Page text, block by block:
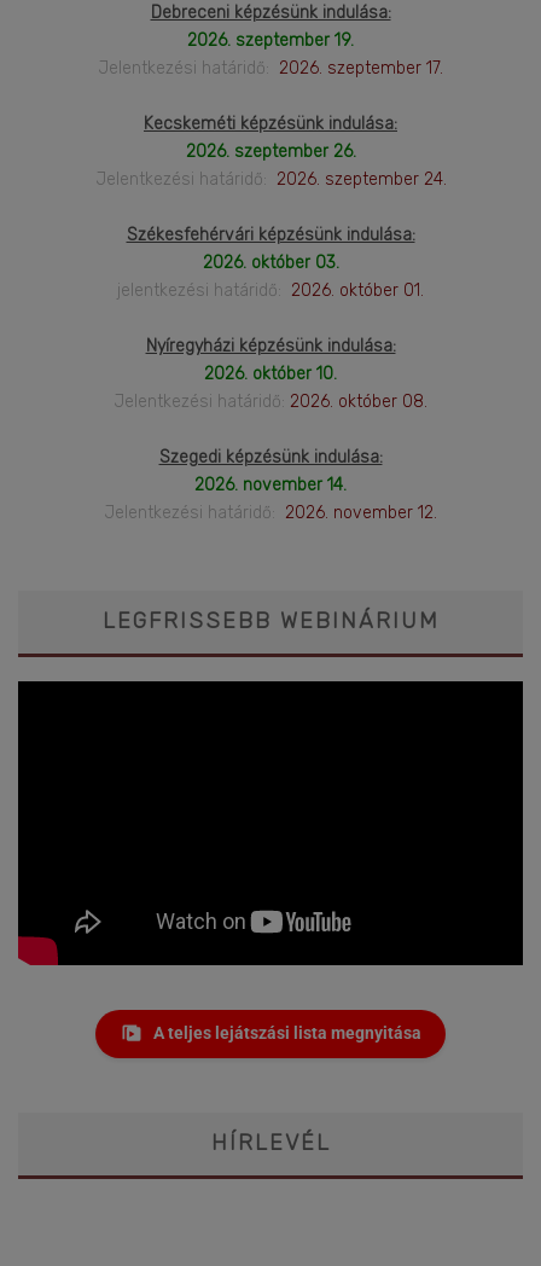
Debreceni képzésünk indulása:
2026. szeptember 19.
Jelentkezési határidő: 2026. szeptember 17.
Kecskeméti képzésünk indulása:
2026. szeptember 26.
Jelentkezési határidő: 2026. szeptember 24.
Székesfehérvári képzésünk indulása:
2026. október 03.
jelentkezési határidő: 2026. október 01.
Nyíregyházi képzésünk indulása:
2026. október 10.
Jelentkezési határidő: 2026. október 08.
Szegedi képzésünk indulása:
2026. november 14.
Jelentkezési határidő: 2026. november 12.
LEGFRISSEBB WEBINÁRIUM
A teljes lejátszási lista megnyitása
HÍRLEVÉL